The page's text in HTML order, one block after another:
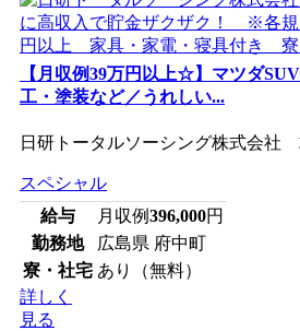
【月収例39万円以上☆】マツダ
工・塗装など／うれしい...
日研トータルソーシング株式会社
スペシャル
給与
月収例396,000円
勤務地
広島県 府中町
寮・社宅 あり（無料）
詳しく
見る